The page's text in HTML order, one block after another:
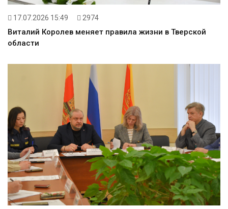
17.07.2026 15:49 2974
Виталий Королев меняет правила жизни в Тверской
области